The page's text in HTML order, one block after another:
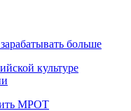
больше
культуре
МРОТ